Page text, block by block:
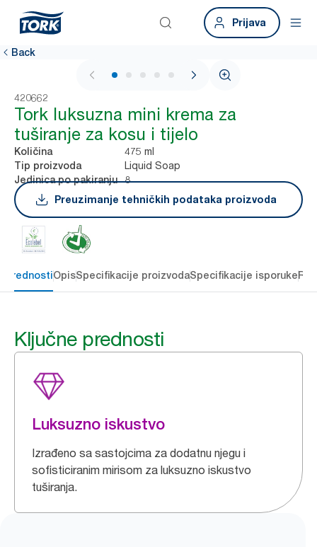
Prijava
Back
1 / 5
420662
Tork luksuzna mini krema za
tuširanje za kosu i tijelo
Količina 475 ml
Tip proizvoda Liquid Soap
Jedinica po pakiranju
8
Preuzimanje tehničkih podataka proizvoda
prednostiOpisSpecifikacije proizvodaSpecifikacije isporuke
Ključne prednosti
Luksuzno iskustvo
Izrađeno sa sastojcima za dodatnu njegu i
sofisticiranim mirisom za luksuzno iskustvo
tuširanja.